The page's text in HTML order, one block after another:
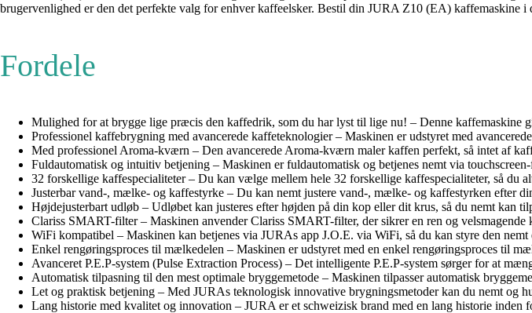
brugervenlighed er den det perfekte valg for enhver kaffeelsker. Bestil din JURA Z10 (EA) kaffemaskine
Fordele
Mulighed for at brygge lige præcis den kaffedrik, som du har lyst til lige nu! – Denne
Professionel kaffebrygning med avancerede kaffeteknologier – Maskinen er udstyret med
Med professionel Aroma-kværn – Den avancerede Aroma-kværn maler kaffen perfekt, så intet af
Fuldautomatisk og intuitiv betjening – Maskinen er fuldautomatisk og betjenes nemt via
32 forskellige kaffespecialiteter – Du kan vælge mellem hele 32 forskellige kaffespecialiteter, så du
Justerbar vand-, mælke- og kaffestyrke – Du kan nemt justere vand-, mælke- og kaffestyrken efter
Højdejusterbart udløb – Udløbet kan justeres efter højden på din kop eller dit krus, så du nemt kan
Clariss SMART-filter – Maskinen anvender Clariss SMART-filter, der sikrer en ren og
WiFi kompatibel – Maskinen kan betjenes via JURAs app J.O.E. via WiFi, så du kan styre den
Enkel rengøringsproces til mælkedelen – Maskinen er udstyret med en enkel rengøringsproces til
Avanceret P.E.P-system (Pulse Extraction Process) – Det intelligente P.E.P-system sørger for at
Automatisk tilpasning til den mest optimale bryggemetode – Maskinen tilpasser automatisk
Let og praktisk betjening – Med JURAs teknologisk innovative brygningsmetoder kan du nemt og
Lang historie med kvalitet og innovation – JURA er et schweizisk brand med en lang historie inden